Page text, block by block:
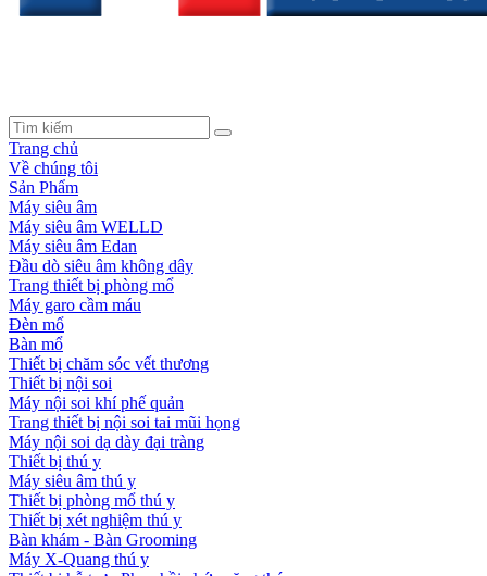
Trang chủ
Về chúng tôi
Sản Phẩm
Máy siêu âm
Máy siêu âm WELLD
Máy siêu âm Edan
Đầu dò siêu âm không dây
Trang thiết bị phòng mổ
Máy garo cầm máu
Đèn mổ
Bàn mổ
Thiết bị chăm sóc vết thương
Thiết bị nội soi
Máy nội soi khí phế quản
Trang thiết bị nội soi tai mũi họng
Máy nội soi dạ dày đại tràng
Thiết bị thú y
Máy siêu âm thú y
Thiết bị phòng mổ thú y
Thiết bị xét nghiệm thú y
Bàn khám - Bàn Grooming
Máy X-Quang thú y